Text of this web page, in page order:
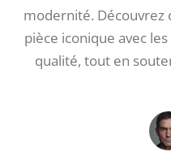
modernité.
pièce iconique avec
qualité, tout en